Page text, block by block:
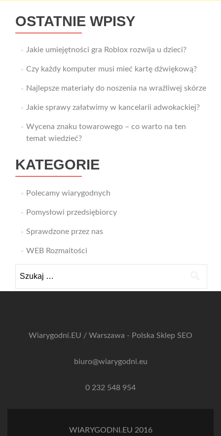
OSTATNIE WPISY
Jakie umiejętności gra Roblox rozwija u dzieci?
Czy każdy komputer musi mieć kartę dźwiękową?
Najlepsze materiały do noszenia na wrażliwej skórze
Jakie sprawy załatwimy w kancelarii adwokackiej?
Wycena znaku towarowego – co warto na ten
temat wiedzieć?
KATEGORIE
Polecamy wiarygodnych
Pomysłowi przedsiębiorcy
Sprawdzone przez nas
WEB Rozmaitości
Wiarygodni.EU / Warszawa - Polska Sklep SEO
biuro@wiarygodni.eu
0 232 548 954
WIARYGODNI.EU 2016